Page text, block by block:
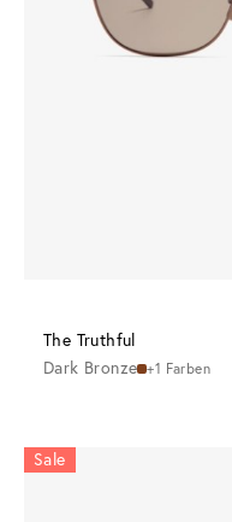
The Truthful
Dark Bronze +1 Farben
Sale